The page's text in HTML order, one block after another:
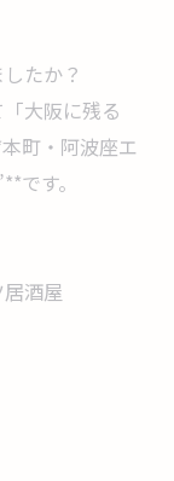
たか？
大阪に残る
町・阿波座エ
です。
酒屋